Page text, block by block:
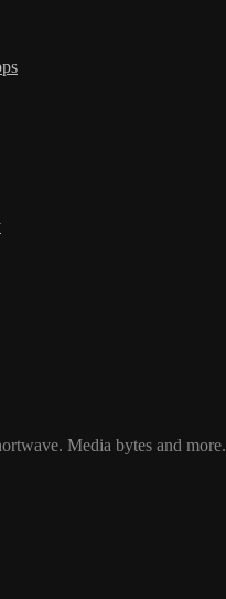
Media bytes and more.